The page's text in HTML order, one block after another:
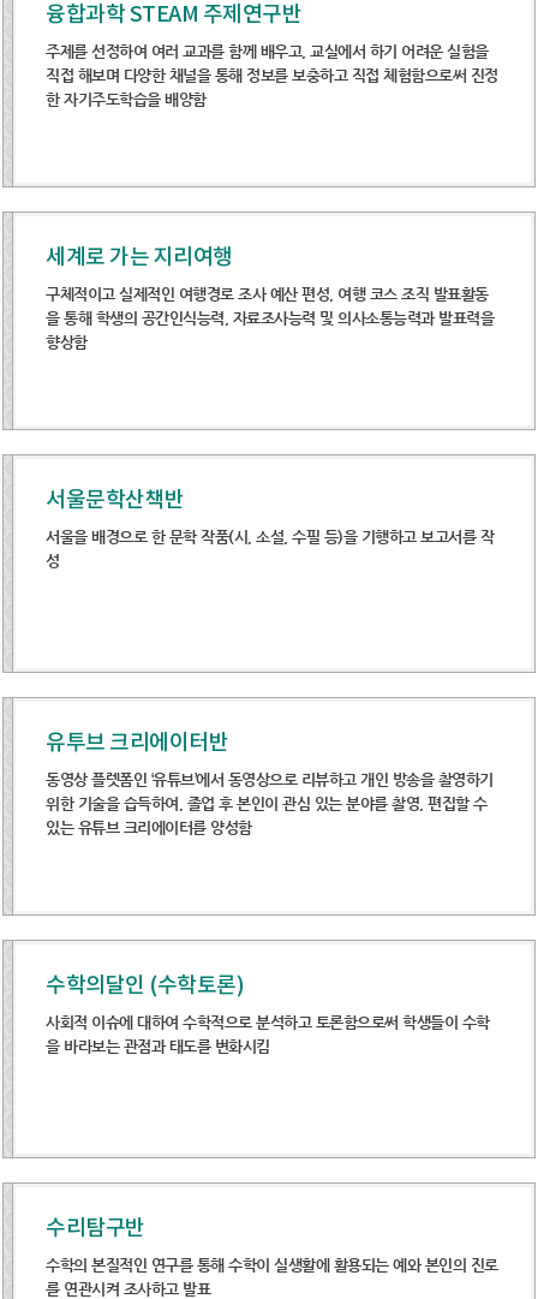
융합과학 STEAM 주제연구반
주제를 선정하여 여러 교과를 함께 배우고, 교실에서 하기 어려운 실험을
직접 해보며 다양한 채널을 통해 정보를 보충하고 직접 체험함으로써 진정
한 자기주도학습을 배양함
세계로 가는 지리여행
구체적이고 실제적인 여행경로 조사 예산 편성, 여행 코스 조직 발표활동
을 통해 학생의 공간인식능력, 자료조사능력 및 의사소통능력과 발표력을
향상함
서울문학산책반
서울을 배경으로 한 문학 작품(시, 소설, 수필 등)을 기행하고 보고서를 작
성
유투브 크리에이터반
동영상 플렛폼인 ‘유튜브’에서 동영상으로 리뷰하고 개인 방송을 촬영하기
위한 기술을 습득하여, 졸업 후 본인이 관심 있는 분야를 촬영, 편집할 수
있는 유튜브 크리에이터를 양성함
수학의달인 (수학토론)
사회적 이슈에 대하여 수학적으로 분석하고 토론함으로써 학생들이 수학
을 바라보는 관점과 태도를 변화시킴
수리탐구반
수학의 본질적인 연구를 통해 수학이 실생활에 활용되는 예와 본인의 진로
를 연관시켜 조사하고 발표